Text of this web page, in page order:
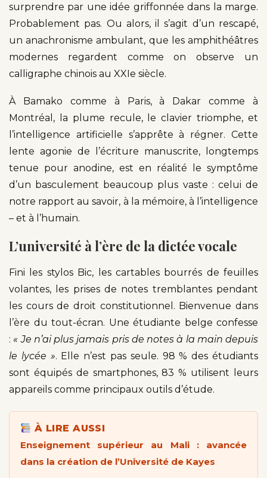
surprendre par une idée griffonnée dans la marge.
Probablement pas. Ou alors, il s’agit d’un rescapé,
un anachronisme ambulant, que les amphithéâtres
modernes regardent comme on observe un
calligraphe chinois au XXIe siècle.
À Bamako comme à Paris, à Dakar comme à
Montréal, la plume recule, le clavier triomphe, et
l’intelligence artificielle s’apprête à régner. Cette
lente agonie de l’écriture manuscrite, longtemps
tenue pour anodine, est en réalité le symptôme
d’un basculement beaucoup plus vaste : celui de
notre rapport au savoir, à la mémoire, à l’intelligence
– et à l’humain.
L’université à l’ère de la dictée vocale
Fini les stylos Bic, les cartables bourrés de feuilles
volantes, les prises de notes tremblantes pendant
les cours de droit constitutionnel. Bienvenue dans
l’ère du tout-écran. Une étudiante belge confesse
: « Je n’ai plus jamais pris de notes à la main depuis
le lycée ». Elle n’est pas seule. 98 % des étudiants
sont équipés de smartphones, 83 % utilisent leurs
appareils comme principaux outils d’étude.
À LIRE AUSSI
Enseignement supérieur au Mali : avancée
dans la création de l’Université de Kayes